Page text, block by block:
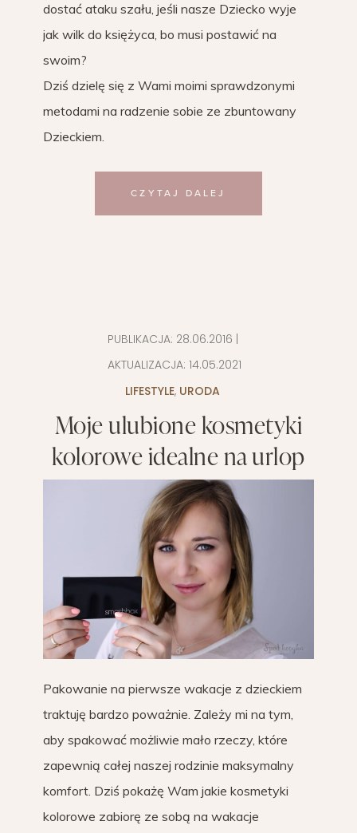
dostać ataku szału, jeśli nasze Dziecko wyje
jak wilk do księżyca, bo musi postawić na
swoim?
Dziś dzielę się z Wami moimi sprawdzonymi
metodami na radzenie sobie ze zbuntowany
Dzieckiem.
CZYTAJ DALEJ
PUBLIKACJA: 28.06.2016
AKTUALIZACJA: 14.05.2021
LIFESTYLE, URODA
Moje ulubione kosmetyki
kolorowe idealne na urlop
Pakowanie na pierwsze wakacje z dzieckiem
traktuję bardzo poważnie. Zależy mi na tym,
aby spakować możliwie mało rzeczy, które
zapewnią całej naszej rodzinie maksymalny
komfort. Dziś pokażę Wam jakie kosmetyki
kolorowe zabiorę ze sobą na wakacje